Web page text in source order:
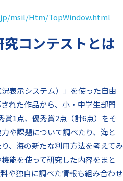
msil/Htm/TopWindow.html
究コンテストとは
表示システム）」を使った自由
れた作品から、小・中学生部門
賞1点、優秀賞2点（計6点）をそ
や課題について調べたり、海と
、海の新たな利用方法を考えてみ
能を使って研究した内容をまと
や独自に調べた情報も組み合わせ